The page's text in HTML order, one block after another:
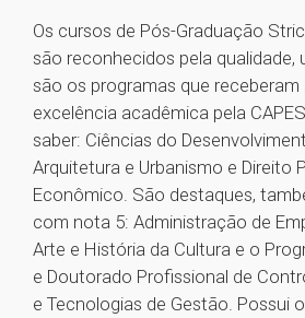
Os cursos de Pós-Graduação
são reconhecidos pela qualidade,
são os programas que receberam
excelência acadêmica pela
saber: Ciências do
Arquitetura e Urbanismo e Direito
Econômico. São destaques,
com nota 5: Administração de
Arte e História da Cultura e o
e Doutorado Profissional de
e Tecnologias de Gestão. Possui